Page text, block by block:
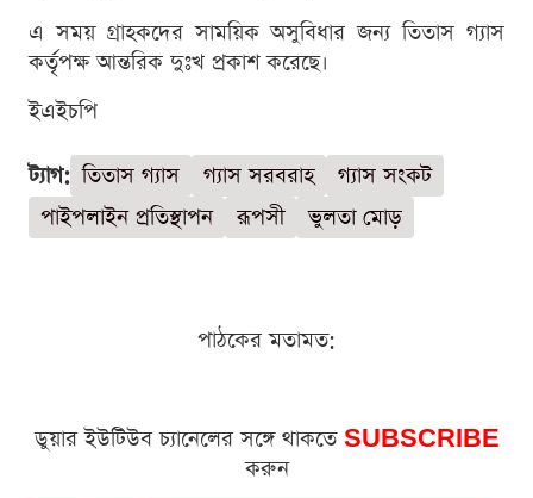
এ সময় গ্রাহকদের সাময়িক অসুবিধার জন্য তিতাস গ্যাস
কর্তৃপক্ষ আন্তরিক দুঃখ প্রকাশ করেছে।
ইএইচপি
ট্যাগ: তিতাস গ্যাস গ্যাস সরবরাহ
গ্যাস সংকট
পাইপলাইন প্রতিস্থাপন
রূপসী ভুলতা মোড়
পাঠকের মতামত:
ডুয়ার ইউটিউব চ্যানেলের সঙ্গে থাকতে SUBSCRIBE
করুন